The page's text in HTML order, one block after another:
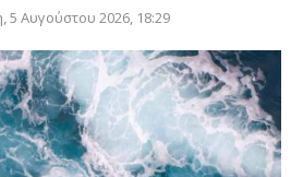
5 Αυγούστου 2026, 18:29